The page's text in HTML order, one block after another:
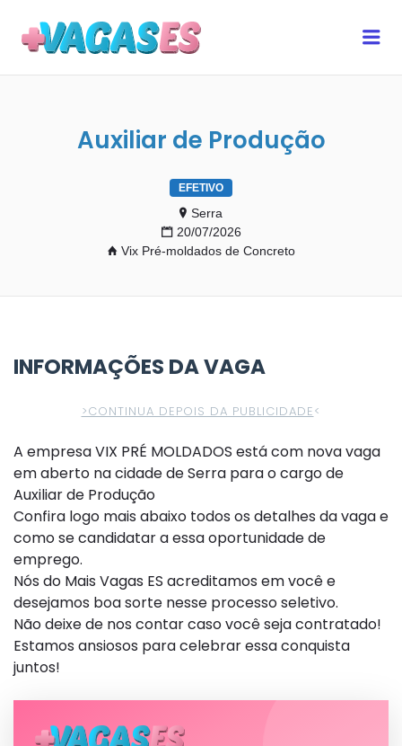
Auxiliar de Produção
EFETIVO
Serra
20/07/2026
Vix Pré-moldados de Concreto
INFORMAÇÕES DA VAGA
>CONTINUA DEPOIS DA PUBLICIDADE<
A empresa VIX PRÉ MOLDADOS está com nova vaga
em aberto na cidade de Serra para o cargo de
Auxiliar de Produção
Confira logo mais abaixo todos os detalhes da vaga e
como se candidatar a essa oportunidade de
emprego.
Nós do Mais Vagas ES acreditamos em você e
desejamos boa sorte nesse processo seletivo.
Não deixe de nos contar caso você seja contratado!
Estamos ansiosos para celebrar essa conquista
juntos!